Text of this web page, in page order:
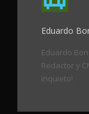
Eduardo
Eduardo
Redactor y
inquieto!